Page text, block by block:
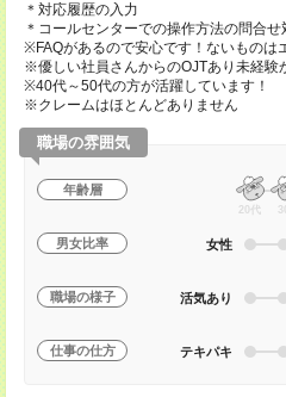
＊対応履歴の入力
＊コールセンターでの操作方法の問合せ
※FAQがあるので安心です！ないものは
※優しい社員さんからのOJTあり未経験
※40代～50代の方が活躍しています！
※クレームはほとんどありません
職場の雰囲気
年齢層
20代 30
男女比率 女性
職場の様子 活気あり
仕事の仕方 テキパキ